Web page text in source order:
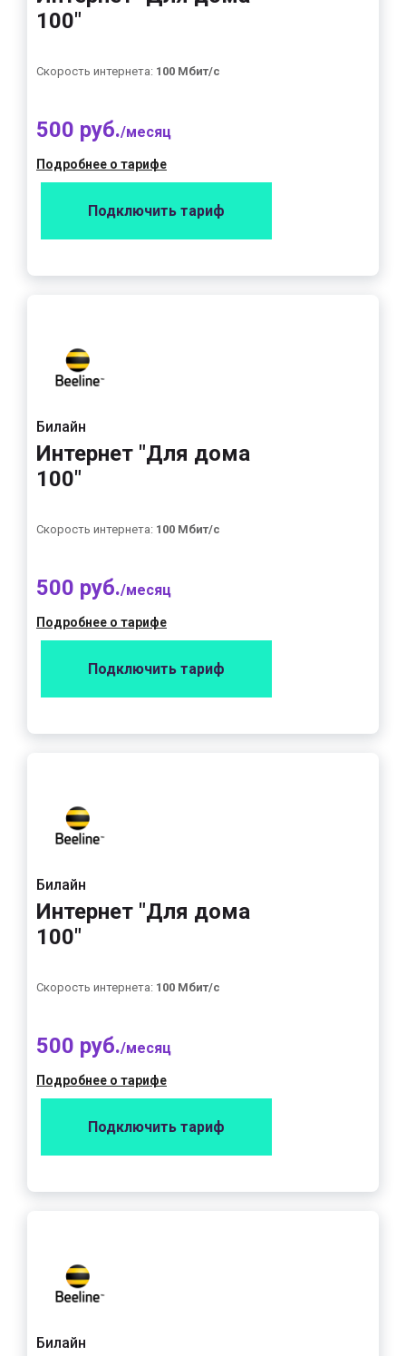
100"
Скорость интернета: 100 Мбит/с
500 руб./месяц
Подробнее о тарифе
Подключить тариф
Билайн
Интернет "Для дома
100"
Скорость интернета: 100 Мбит/с
500 руб./месяц
Подробнее о тарифе
Подключить тариф
Билайн
Интернет "Для дома
100"
Скорость интернета: 100 Мбит/с
500 руб./месяц
Подробнее о тарифе
Подключить тариф
Билайн